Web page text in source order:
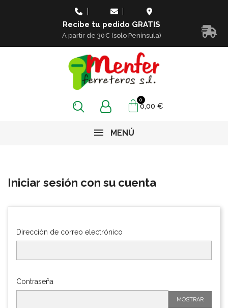
Recibe tu pedido GRATIS
A partir de 30€ (solo Península)
0,00 €
MENÚ
Iniciar sesión con su cuenta
Dirección de correo electrónico
Contraseña
MOSTRAR